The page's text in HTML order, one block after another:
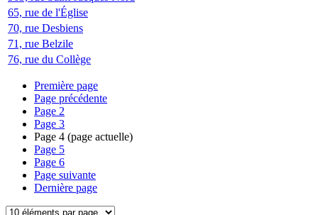
65, rue de l'Église
70, rue Desbiens
71, rue Belzile
76, rue du Collège
Première page
Page précédente
Page 2
Page 3
Page 4 (page actuelle)
Page 5
Page 6
Page suivante
Dernière page